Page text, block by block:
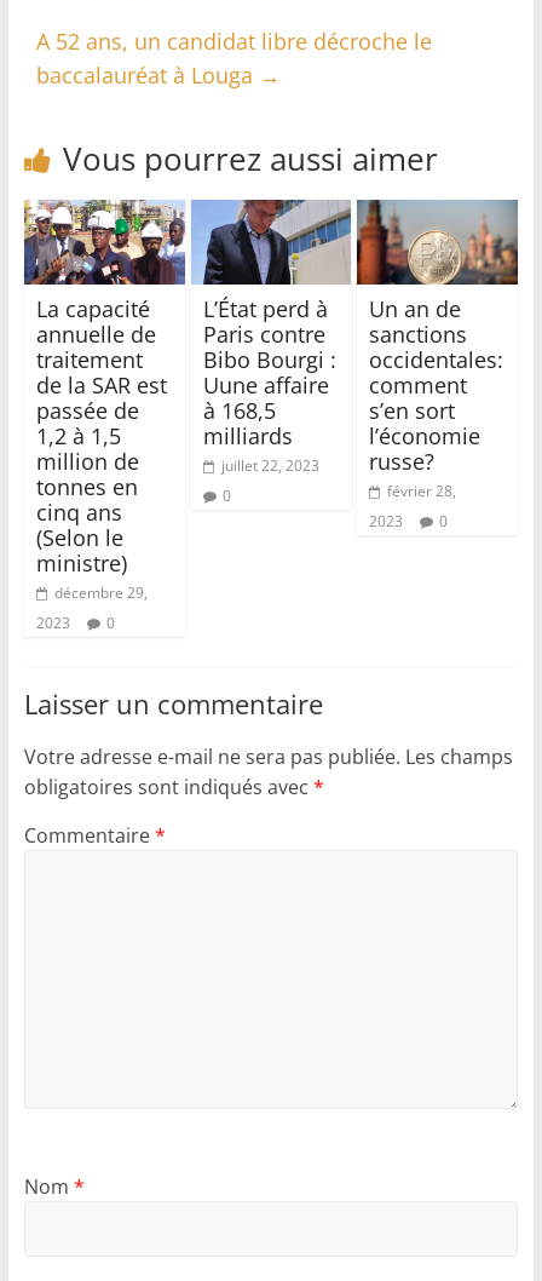
A 52 ans, un candidat libre décroche le
baccalauréat à Louga →
Vous pourrez aussi aimer
La capacité
annuelle de
traitement
de la SAR est
passée de
1,2 à 1,5
million de
tonnes en
cinq ans
(Selon le
ministre)
décembre 29,
2023
0
L’État perd à
Paris contre
Bibo Bourgi :
Uune affaire
à 168,5
milliards
juillet 22, 2023
0
Un an de
sanctions
occidentales:
comment
s’en sort
l’économie
russe?
février 28,
2023
0
Laisser un commentaire
Votre adresse e-mail ne sera pas publiée. Les champs
obligatoires sont indiqués avec *
Commentaire*
Nom *